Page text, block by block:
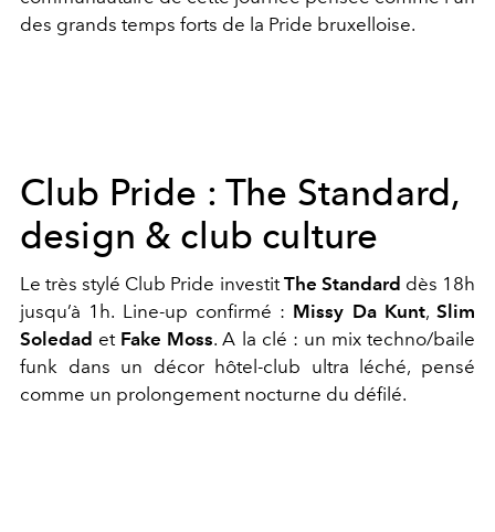
des grands temps forts de la Pride bruxelloise.
Club Pride : The Standard,
design & club culture
Le très stylé Club Pride investitThe Standard dès 18h
jusqu’à 1h. Line-up confirmé : Missy Da Kunt, Slim
Soledad et Fake Moss. A la clé : un mix techno/baile
funk dans un décor hôtel-club ultra léché, pensé
comme un prolongement nocturne du défilé.